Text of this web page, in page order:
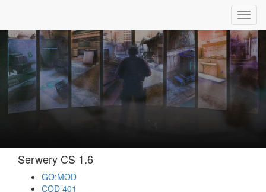
Serwery CS 1.6
GO:MOD
COD 401